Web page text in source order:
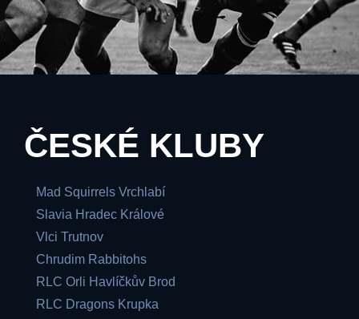
ČESKÉ KLUBY
Mad Squirrels Vrchlabí
Slavia Hradec Králové
Vlci Trutnov
Chrudim Rabbitohs
RLC Orli Havlíčkův Brod
RLC Dragons Krupka